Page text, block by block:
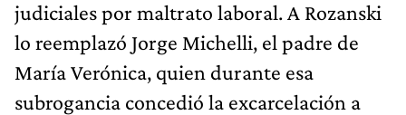
judiciales por maltrato laboral. A Rozanski
lo reemplazó Jorge Michelli, el padre de
María Verónica, quien durante esa
subrogancia concedió la excarcelación a